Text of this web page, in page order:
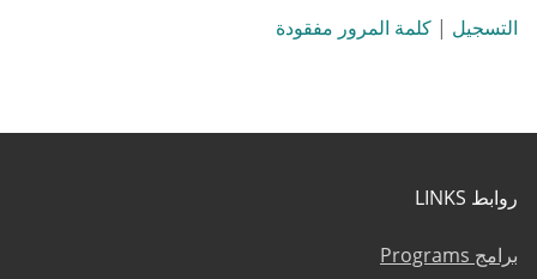
التسجيل | كلمة المرور مفقودة
روابط LINKS
برامج Programs